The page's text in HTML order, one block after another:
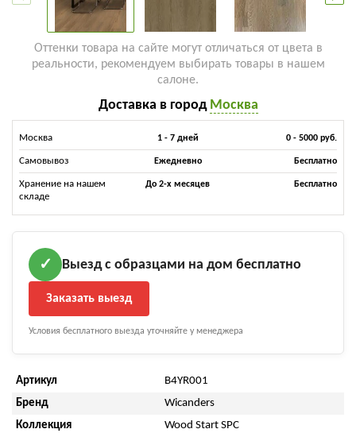
Оттенки товара на сайте могут отличаться от цвета в
реальности, рекомендуем выбирать товары в нашем
салоне.
Доставка в город Москва
Москва 1 - 7 дней 0 - 5000 руб.
Самовывоз Ежедневно Бесплатно
Хранение на нашем
складе
До 2-х месяцев Бесплатно
✓ Выезд с образцами на дом бесплатно
Заказать выезд
Условия бесплатного выезда уточняйте у менеджера
Артикул
B4YR001
Бренд
Wicanders
Коллекция
Wood Start SPC